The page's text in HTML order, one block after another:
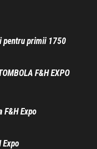
pentru primii 1750
F&H EXPO
F&H Expo